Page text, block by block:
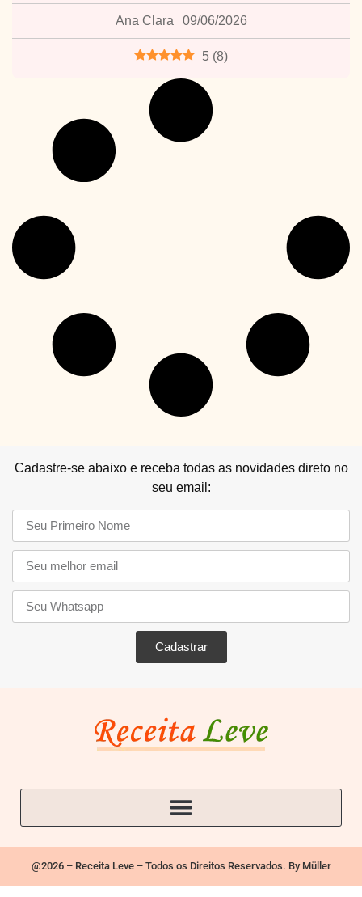
Ana Clara 09/06/2026
5 (8)
Cadastre-se abaixo e receba todas as novidades direto no
seu email:
Cadastrar
@2026 – Receita Leve – Todos os Direitos Reservados. By Müller